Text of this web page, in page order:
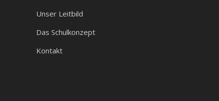
Unser Leitbild
Das Schulkonzept
Kontakt